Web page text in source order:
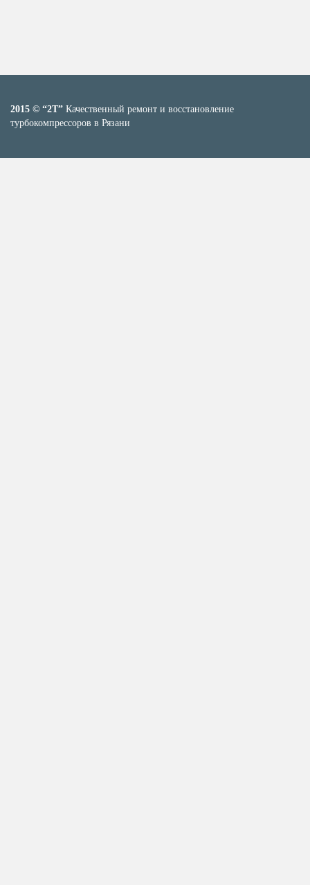
2015 © “2T” Качественный ремонт и восстановление
турбокомпрессоров в Рязани